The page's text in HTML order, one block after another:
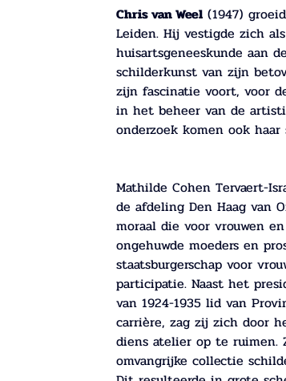
Chris van Weel (1947)
Leiden. Hij vestigde zich
huisartsgeneeskunde aan
schilderkunst van zijn
zijn fascinatie voort, voor
in het beheer van de
onderzoek komen ook
Mathilde Cohen Tervaert-
de afdeling Den Haag van
moraal die voor vrouwen
ongehuwde moeders en
staatsburgerschap voor
participatie. Naast het
van 1924-1935 lid van
carrière, zag zij zich door
diens atelier op te ruimen.
omvangrijke collectie